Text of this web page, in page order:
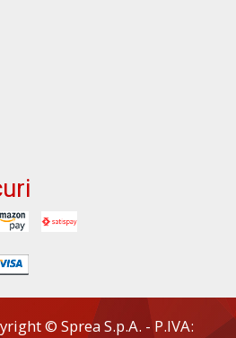
© Sprea S.p.A. - P.IVA: